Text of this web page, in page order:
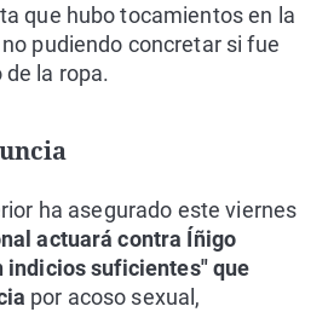
que hubo tocamientos en la
pudiendo concretar si fue
la ropa.
ha asegurado este viernes
actuará contra Íñigo
indicios suficientes" que
por acoso sexual,